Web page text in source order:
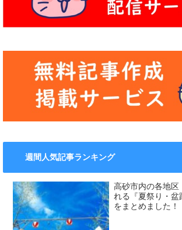
週間人気記事ランキング
高砂市内の各地区
れる『夏祭り・盆
をまとめました！